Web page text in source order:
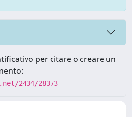
per citare o creare un
2434/28373